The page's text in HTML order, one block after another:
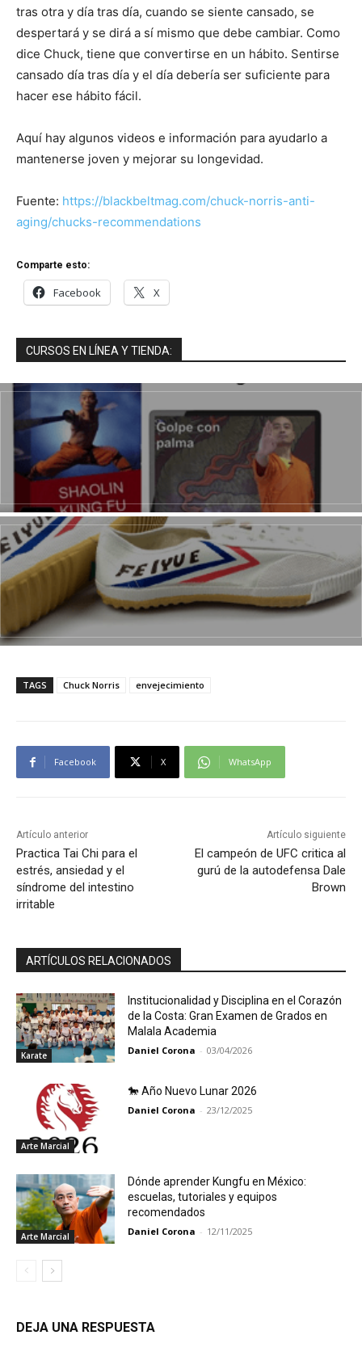
tras otra y día tras día, cuando se siente cansado, se
despertará y se dirá a sí mismo que debe cambiar. Como
dice Chuck, tiene que convertirse en un hábito. Sentirse
cansado día tras día y el día debería ser suficiente para
hacer ese hábito fácil.
Aquí hay algunos videos e información para ayudarlo a
mantenerse joven y mejorar su longevidad.
Fuente: https://blackbeltmag.com/chuck-norris-anti-
aging/chucks-recommendations
Comparte esto:
Facebook X
CURSOS EN LÍNEA Y TIENDA:
TAGS Chuck Norris envejecimiento
Facebook X WhatsApp
Artículo anterior
Practica Tai Chi para el
estrés, ansiedad y el
síndrome del intestino
irritable
Artículo siguiente
El campeón de UFC critica al
gurú de la autodefensa Dale
Brown
ARTÍCULOS RELACIONADOS
Karate
Institucionalidad y Disciplina en el Corazón
de la Costa: Gran Examen de Grados en
Malala Academia
Daniel Corona - 03/04/2026
Arte Marcial
🐎 Año Nuevo Lunar 2026
Daniel Corona - 23/12/2025
Arte Marcial
Dónde aprender Kungfu en México:
escuelas, tutoriales y equipos
recomendados
Daniel Corona - 12/11/2025
DEJA UNA RESPUESTA